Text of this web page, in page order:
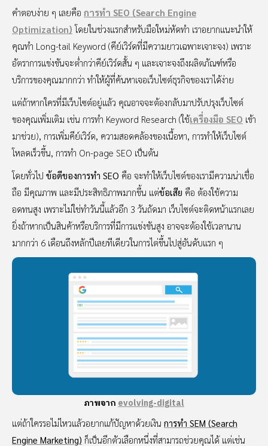
คำตอบง่าย ๆ เลยคือ การทำ SEO (Search Engine
Optimization) โดยในช่วงแรกสำหรับมือใหม่หัดทำ เราอยากแนะนำให้
คุณทำ Long-tail Keyword (คีย์เวิร์ดที่มีความยาวเฉพาะเจาะจง) เพราะ
อัตราการแข่งขันจะต่ำกว่าคีย์เวิร์ดสั้น ๆ และเจาะจงถึงผลิตภัณฑ์หรือ
บริการของคุณมากกว่า ทำให้ผู้ที่ค้นหาเจอเว็บไซต์ธุรกิจของเราได้ง่าย
แต่ถ้าหากใครที่มีเว็บไซต์อยู่แล้ว คุณอาจจะต้องกลับมาปรับปรุงเว็บไซต์
ของคุณเพิ่มเติม เช่น การทำ Keyword Research (ใช้เครื่องมือ SEO เข้า
มาช่วย), การเพิ่มคีย์เวิร์ด, ความสอดคล้องของเนื้อหา, การทำให้เว็บไซต์
โหลดเร็วขึ้น, การทำ On-page SEO เป็นต้น
โดยทั่วไป ข้อดีของการทำ SEO คือ จะทำให้เว็บไซต์ของเรามีความน่าเชื่อ
ถือ มีคุณภาพ และมีประสิทธิภาพมากขึ้น แต่ข้อเสีย คือ ต้องใช้ความ
อดทนสูง เพราะไม่ใช่ทำวันนี้แล้วอีก 3 วันถัดมา เว็บไซต์จะติดหน้าแรกเลย
ยิ่งถ้าหากเป็นสินค้าหรือบริการที่มีการแข่งขันสูง อาจจะต้องใช้เวลานาน
มากกว่า 6 เดือนถึงหลักปีเลยทีเดียวในการไต่ขึ้นไปสู่อันดับแรก ๆ
ภาพจากevolving-digital
แต่ถ้าใครรอไม่ไหวแล้วอยากแก้ปัญหาด้วยเงิน การทำ SEM (Search
Engine Marketing) ก็เป็นอีกตัวเลือกหนึ่งที่สามารถช่วยคุณได้ แต่เช่น